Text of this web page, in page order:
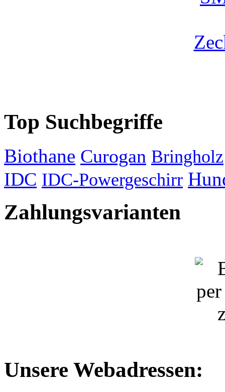
Top Suchbegriffe
Biothane Curogan Bringholz
IDC IDC-Powergeschirr
Zahlungsvarianten
Unsere Webadressen: